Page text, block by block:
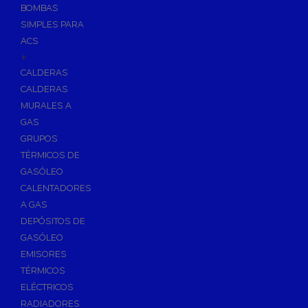
Sumideros para Piscinas
Accesorios para Piscinas
Productos Químicos para Piscinas
Reguladores de PH
Antialgas para Piscinas
Floculante para Piscinas
Cloro para Piscinas
Desinfección de Piscinas sin Cloro
Invernaje de Piscinas
Limpiadores de Piscinas
Kits Analizadores
Dosificadores
Riego, Jardín y Fuentes
BOMBAS
SIMPLES PARA
ACS
+
CALDERAS
CALDERAS
MURALES A
GAS
GRUPOS
TÉRMICOS DE
GASÓLEO
CALENTADORES
A GAS
DEPÓSITOS DE
GASÓLEO
EMISORES
TÉRMICOS
ELÉCTRICOS
RADIADORES